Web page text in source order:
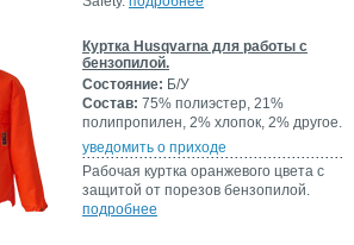
Куртка Husqvarna для работы с
бензопилой.
Состояние: Б/У
Состав: 75% полиэстер, 21%
полипропилен, 2% хлопок, 2% другое.
уведомить о приходе
Рабочая куртка оранжевого цвета с
защитой от порезов бензопилой.
подробнее